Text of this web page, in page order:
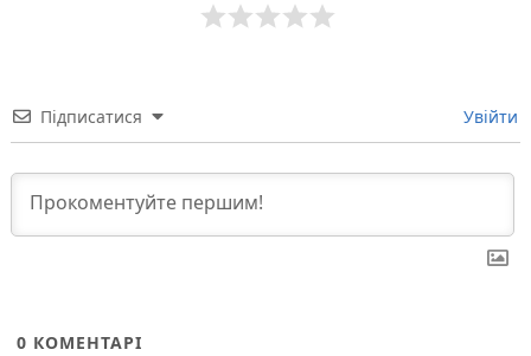
Підписатися Увійти
0 КОМЕНТАРІ